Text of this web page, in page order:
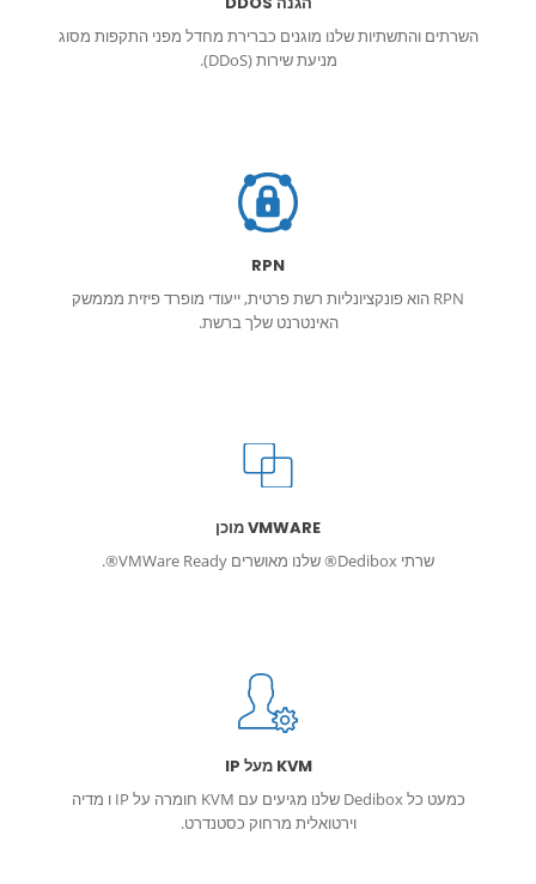
השרתים והתשתיות שלנו מוגנים כברירת מחדל מפני התקפות מסוג
מניעת שירות (DDoS).
RPN
RPN הוא פונקציונליות רשת פרטית, ייעודי מופרד פיזית מממשק
האינטרנט שלך ברשת.
VMWARE מוכן
שרתי Dedibox® שלנו מאושרים VMWare Ready®.
KVM מעל IP
כמעט כל Dedibox שלנו מגיעים עם KVM חומרה על IP ו מדיה
וירטואלית מרחוק כסטנדרט.